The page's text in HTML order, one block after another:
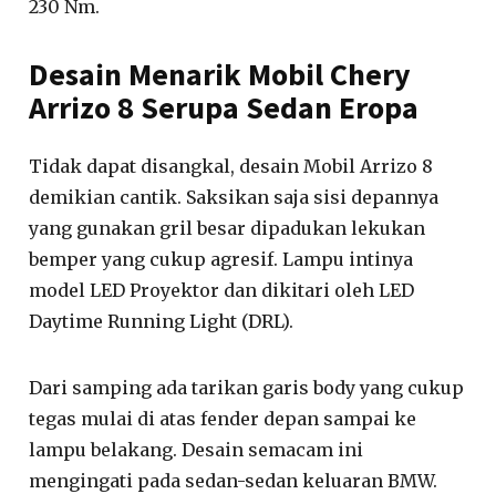
230 Nm.
Desain Menarik Mobil Chery
Arrizo 8 Serupa Sedan Eropa
Tidak dapat disangkal, desain Mobil Arrizo 8
demikian cantik. Saksikan saja sisi depannya
yang gunakan gril besar dipadukan lekukan
bemper yang cukup agresif. Lampu intinya
model LED Proyektor dan dikitari oleh LED
Daytime Running Light (DRL).
Dari samping ada tarikan garis body yang cukup
tegas mulai di atas fender depan sampai ke
lampu belakang. Desain semacam ini
mengingati pada sedan-sedan keluaran BMW.